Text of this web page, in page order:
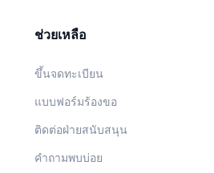
ช่วยเหลือ
ขึ้นจดทะเบียน
แบบฟอร์มร้องขอ
ติดต่อฝ่ายสนับสนุน
คำถามพบบ่อย